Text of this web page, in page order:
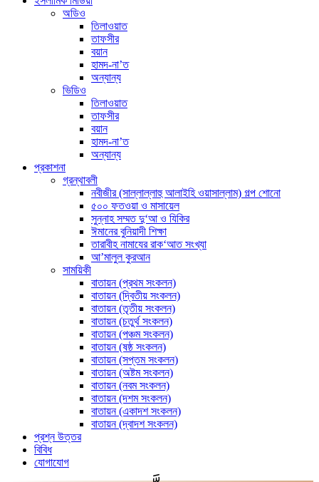
অডিও
তিলাওয়াত
তাফসীর
বয়ান
হামদ-না’ত
অন্যান্য
ভিডিও
তিলাওয়াত
তাফসীর
বয়ান
হামদ-না’ত
অন্যান্য
প্রকাশনা
গ্রন্থাবলী
নবীজীর (সাল্লাল্লাহু আলাইহি ওয়াসাল্লাম) গল্প শোনো
৫০০ ফতওয়া ও মাসায়েল
সুন্নাহ সম্মত দু‘আ ও যিকির
ঈমানের বুনিয়াদী শিক্ষা
তারাবীহ নামাযের রাক‘আত সংখ্যা
আ’মালুল কুরআন
সাময়িকী
বাতায়ন (প্রথম সংকলন)
বাতায়ন (দ্বিতীয় সংকলন)
বাতায়ন (তৃতীয় সংকলন)
বাতায়ন (চতুর্থ সংকলন)
বাতায়ন (পঞ্চম সংকলন)
বাতায়ন (ষষ্ঠ সংকলন)
বাতায়ন (সপ্তম সংকলন)
বাতায়ন (অষ্টম সংকলন)
বাতায়ন (নবম সংকলন)
বাতায়ন (দশম সংকলন)
বাতায়ন (একাদশ সংকলন)
বাতায়ন (দ্বাদশ সংকলন)
প্রশ্ন উত্তর
বিবিধ
যোগাযোগ